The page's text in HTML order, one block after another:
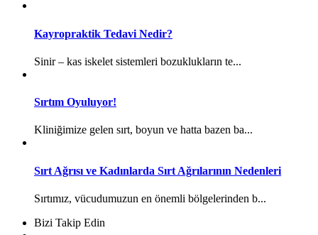
Kayropraktik Tedavi Nedir?
Sinir – kas iskelet sistemleri bozuklukların te...
Sırtım Oyuluyor!
Kliniğimize gelen sırt, boyun ve hatta bazen ba...
Sırt Ağrısı ve Kadınlarda Sırt Ağrılarının Nedenleri
Sırtımız, vücudumuzun en önemli bölgelerinden b...
Bizi Takip Edin